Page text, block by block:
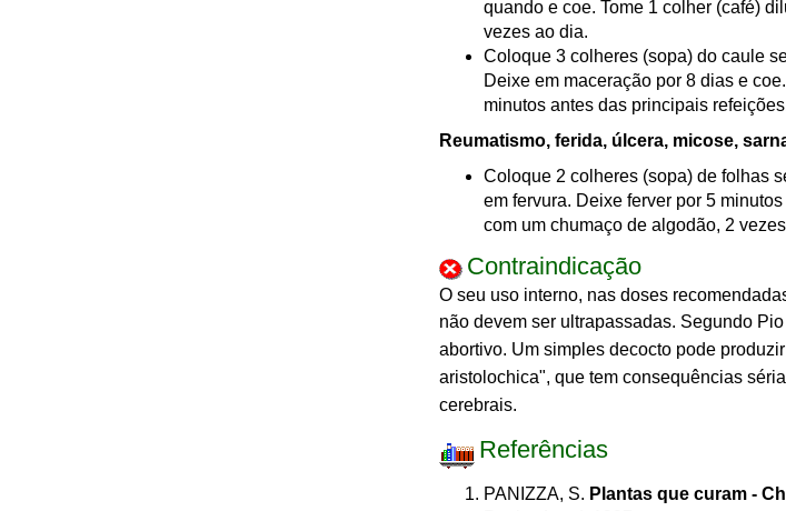
quando e coe. Tome 1 colher (café)
vezes ao dia.
Coloque 3 colheres (sopa) do caule
Deixe em maceração por 8 dias e
minutos antes das principais
Reumatismo, ferida, úlcera, micose,
Coloque 2 colheres (sopa) de folhas
em fervura. Deixe ferver por 5
com um chumaço de algodão, 2
Contraindicação
O seu uso interno, nas doses
não devem ser ultrapassadas. Segundo
abortivo. Um simples decocto pode
aristolochica", que tem consequências
cerebrais.
Referências
PANIZZA, S. Plantas que curam -